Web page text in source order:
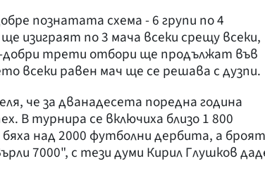
познатата схема - 6 групи по 4
изиграят по 3 мача всеки срещу всеки,
трети отбори ще продължат във
всеки равен мач ще се решава с дузпи.
че за дванадесета поредна година
В турнира се включиха близо 1 800
над 2000 футболни дербита, а броят
7000", с тези думи Кирил Глушков